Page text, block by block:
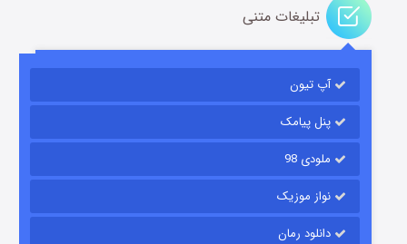
تبلیغات متنی
آپ تیون
پنل پیامک
ملودی 98
نواز موزیک
دانلود رمان